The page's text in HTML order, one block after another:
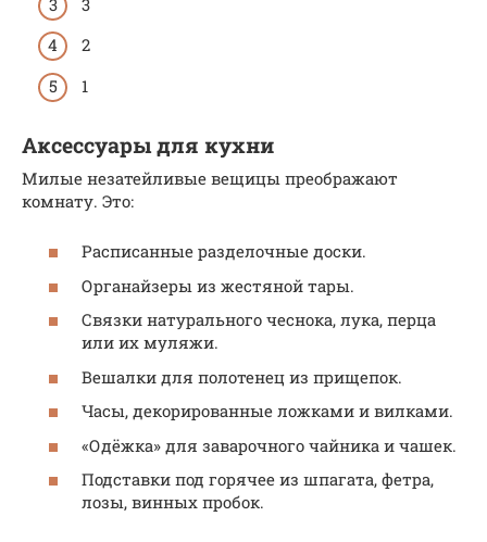
2
1
Аксессуары для кухни
Милые незатейливые вещицы преображают
комнату. Это:
Расписанные разделочные доски.
Органайзеры из жестяной тары.
Связки натурального чеснока, лука, перца
или их муляжи.
Вешалки для полотенец из прищепок.
Часы, декорированные ложками и вилками.
«Одёжка» для заварочного чайника и чашек.
Подставки под горячее из шпагата, фетра,
лозы, винных пробок.